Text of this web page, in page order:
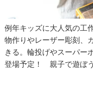
例年キッズに大人気の工
物作りやレーザー彫刻、
きる。輪投げやスーパー
登場予定！ 親子で遊ぼ